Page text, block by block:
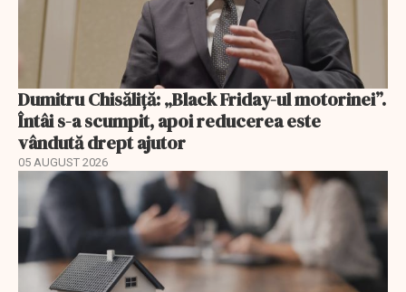
Dumitru Chisăliță: „Black Friday-ul motorinei”.
Întâi s-a scumpit, apoi reducerea este
vândută drept ajutor
05 AUGUST 2026